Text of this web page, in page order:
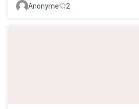
Anonyme
2